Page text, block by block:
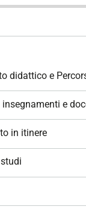
didattico e
e
in itinere